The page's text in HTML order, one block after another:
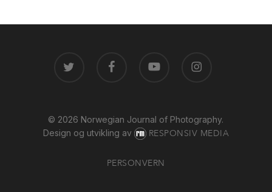
FACEBOOK
© 2026 Norwegian Journal of Photography.
Design og utvikling av
RESPONSIV MEDIA
PERSONVERN